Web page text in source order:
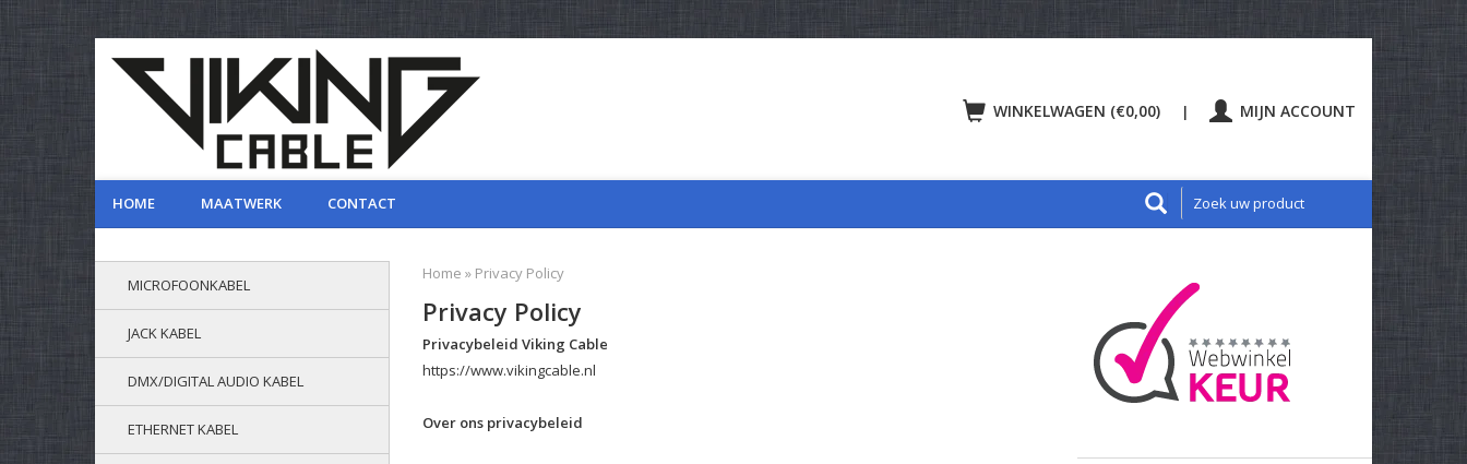
WINKELWAGEN (€0,00) | MIJN ACCOUNT
HOME MAATWERK CONTACT
MICROFOONKABEL
JACK KABEL
DMX/DIGITAL AUDIO KABEL
ETHERNET KABEL
Home » Privacy Policy
Privacy Policy
Privacybeleid Viking Cable
https://www.vikingcable.nl
Over ons privacybeleid